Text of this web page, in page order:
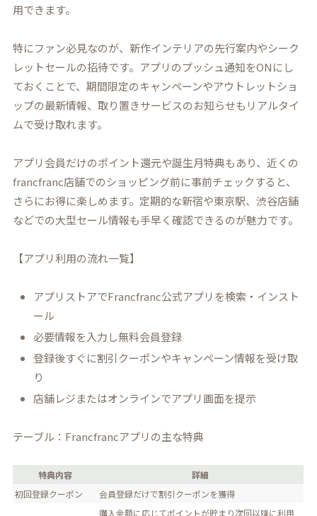
用できます。
特にファン必見なのが、新作インテリアの先行案内やシーク
レットセールの招待です。アプリのプッシュ通知をONにし
ておくことで、期間限定のキャンペーンやアウトレットショ
ップの最新情報、取り置きサービスのお知らせもリアルタイ
ムで受け取れます。
アプリ会員だけのポイント還元や誕生月特典もあり、近くの
francfranc店舗でのショッピング前に事前チェックすると、
さらにお得に楽しめます。定期的な新宿や東京駅、渋谷店舗
などでの大型セール情報も手早く確認できるのが魅力です。
【アプリ利用の流れ一覧】
アプリストアでFrancfranc公式アプリを検索・インスト
ール
必要情報を入力し無料会員登録
登録後すぐに割引クーポンやキャンペーン情報を受け取
り
店舗レジまたはオンラインでアプリ画面を提示
テーブル：Francfrancアプリの主な特典
特典内容
詳細
初回登録クーポン
会員登録だけで割引クーポンを獲得
購入金額に応じてポイントが貯まり次回以降に利用